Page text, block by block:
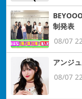
制発表
08/07
アンジ
08/07